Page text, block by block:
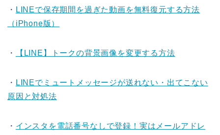
・ LINEで保存期間を過ぎた動画を無料復元する方法
（iPhone版）
・ 【LINE】トークの背景画像を変更する方法
・ LINEでミュートメッセージが送れない・出てこない
原因と対処法
・ インスタを電話番号なしで登録！実はメールアドレ